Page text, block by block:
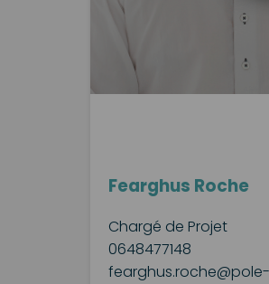
Fearghus Roche
Chargé de Projet
0648477148